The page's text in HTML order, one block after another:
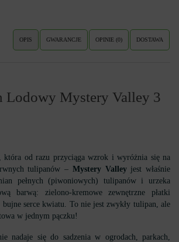
OPIS GWARANCJE OPINIE (0) DOSTAWA
Lodowy Mystery Valley 3
która od razu przyciąga wzrok i wyróżnia się na
tulipanów – Mystery Valleyjest właśnie
pełnych (piwoniowych) tulipanów i urzeka
barwą: zielono-kremowe zewnętrzne płatki
bujne serce kwiatu. To nie jest zwykły tulipan, ale
w jednym pączku!
nadaje się do sadzenia w ogrodach, parkach,